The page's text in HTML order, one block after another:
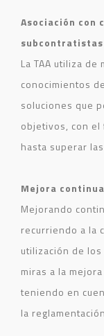
Asociación con
subcontratistas
La TAA utiliza
conocimientos
soluciones que
objetivos, con
hasta superar
Mejora continua
Mejorando
recurriendo a la
utilización de
miras a la
teniendo en
la